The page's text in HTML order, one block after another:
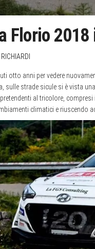
Florio
otto anni per vedere
sulle strade sicule si è vista
al tricolore,
climatici e riuscendo